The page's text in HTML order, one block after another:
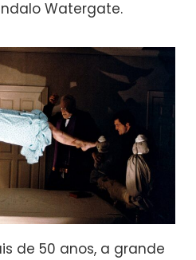
Watergate.
de 50 anos, a grande